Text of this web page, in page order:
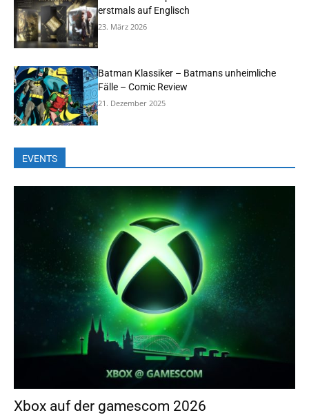
erstmals auf Englisch
23. März 2026
Batman Klassiker – Batmans unheimliche
Fälle – Comic Review
21. Dezember 2025
EVENTS
Xbox auf der gamescom 2026